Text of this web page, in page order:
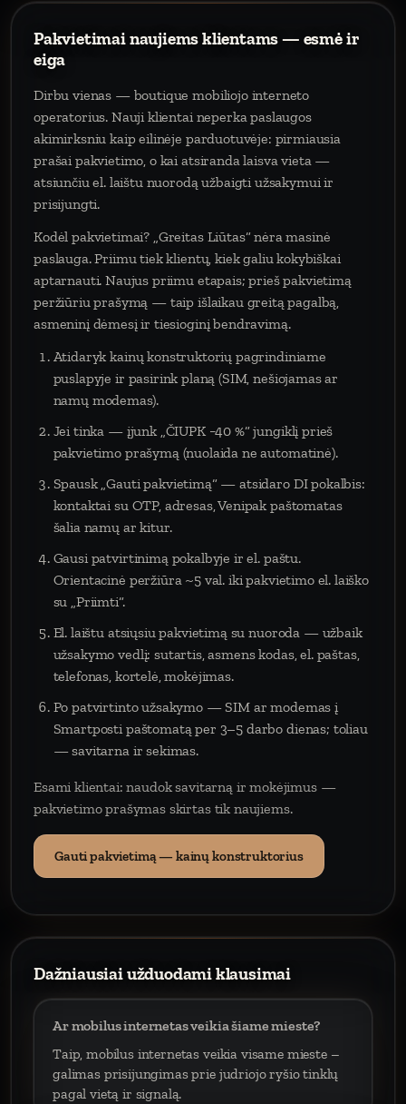
Pakvietimai naujiems klientams — esmė ir
eiga
Dirbu vienas — boutique mobiliojo interneto
operatorius. Nauji klientai neperka paslaugos
akimirksniu kaip eilinėje parduotuvėje: pirmiausia
prašai pakvietimo, o kai atsiranda laisva vieta —
atsiunčiu el. laištu nuorodą užbaigti užsakymui ir
prisijungti.
Kodėl pakvietimai? „Greitas Liūtas“ nėra masinė
paslauga. Priimu tiek klientų, kiek galiu kokybiškai
aptarnauti. Naujus priimu etapais; prieš pakvietimą
peržiūriu prašymą — taip išlaikau greitą pagalbą,
asmeninį dėmesį ir tiesioginį bendravimą.
Atidaryk kainų konstruktorių pagrindiniame
puslapyje ir pasirink planą (SIM, nešiojamas ar
namų modemas).
Jei tinka — įjunk „ČIUPK −40 %“ jungiklį prieš
pakvietimo prašymą (nuolaida ne automatinė).
Spausk „Gauti pakvietimą“ — atsidaro DI pokalbis:
kontaktai su OTP, adresas, Venipak paštomatas
šalia namų ar kitur.
Gausi patvirtinimą pokalbyje ir el. paštu.
Orientacinė peržiūra ~5 val. iki pakvietimo el. laiško
su „Priimti“.
El. laištu atsiųsiu pakvietimą su nuoroda — užbaik
užsakymo vedlį: sutartis, asmens kodas, el. paštas,
telefonas, kortelė, mokėjimas.
Po patvirtinto užsakymo — SIM ar modemas į
Smartposti paštomatą per 3–5 darbo dienas; toliau
— savitarna ir sekimas.
Esami klientai: naudok savitarną ir mokėjimus —
pakvietimo prašymas skirtas tik naujiems.
Gauti pakvietimą — kainų konstruktorius
Dažniausiai užduodami klausimai
Ar mobilus internetas veikia šiame mieste?
Taip, mobilus internetas veikia visame mieste –
galimas prisijungimas prie judriojo ryšio tinklų
pagal vietą ir signalą.